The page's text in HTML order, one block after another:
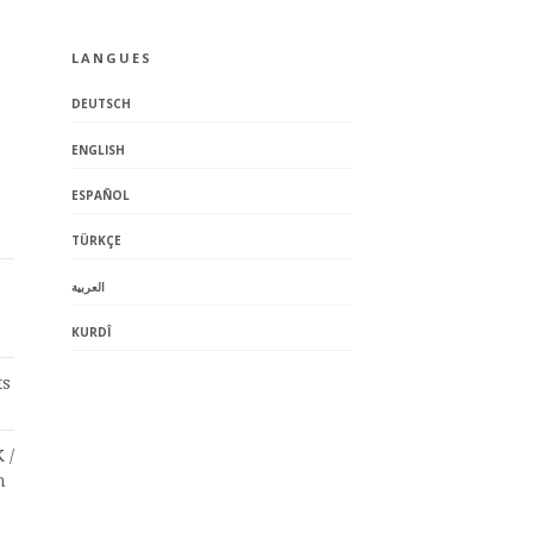
/
LANGUES
DEUTSCH
ENGLISH
ESPAÑOL
TÜRKÇE
العربية
KURDÎ